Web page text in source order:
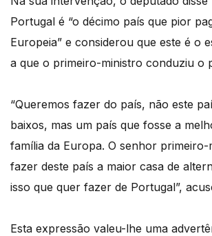
Portugal é “o décimo país que pior
Europeia” e considerou que este é o
a que o primeiro-ministro conduziu o
“Queremos fazer do país, não este
baixos, mas um país que fosse a
família da Europa. O senhor
fazer deste país a maior casa de
isso que quer fazer de Portugal”,
Esta expressão valeu-lhe uma